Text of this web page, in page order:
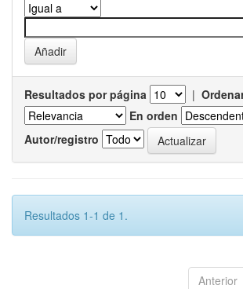
Resultados por página |
En orden
Autor/registro
Resultados 1-1 de 1.
Anterior